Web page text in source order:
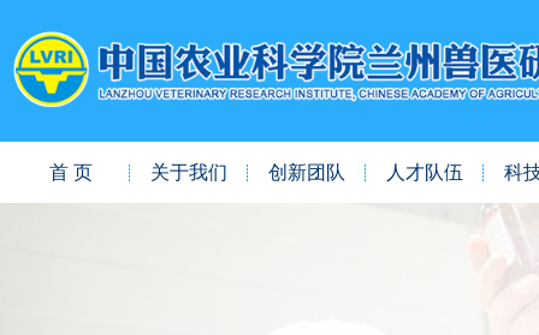
首 页 关于我们 创新团队 人才队伍 科